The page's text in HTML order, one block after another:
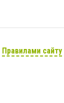
Правилами сайту